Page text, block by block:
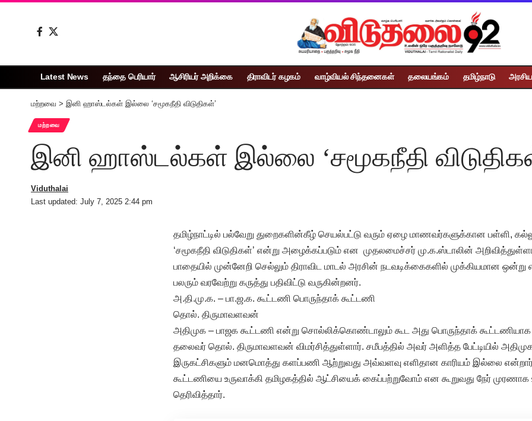
Latest News தந்தை பெரியார் ஆசிரியர் அறிக்கை திராவிடர் கழகம் வாழ்வியல் சிந்தனைகள் தலையங்கம் தமிழ்நாடு
மற்றவை > இனி ஹாஸ்டல்கள் இல்லை ‘சமூகநீதி விடுதிகள்’
மற்றவை
இனி ஹாஸ்டல்கள் இல்லை ‘சமூகநீதி
Last updated: July 7, 2025 2:44 pm
Viduthalai
தமிழ்நாட்டில் பல்வேறு துறைகளின்கீழ் செயல்பட்டு வரும் ஏழை மாணவர்களுக்கான பள்ளி,
‘சமூகநீதி விடுதிகள்’ என்று அழைக்கப்படும் என முதலமைச்சர் மு.க.ஸ்டாலின்
பாதையில் முன்னேறி செல்லும் திராவிட மாடல் அரசின் நடவடிக்கைகளில் முக்கியமான
பலரும் வரவேற்று கருத்து பதிவிட்டு வருகின்றனர்.
அ.தி.மு.க. – பா.ஜ.க. கூட்டணி பொருந்தாக் கூட்டணி
தொல். திருமாவளவன்
அதிமுக – பாஜக கூட்டணி என்று சொல்லிக்கொண்டாலும் கூட அது பொருந்தாக் கூட்டணியாக
தலைவர் தொல். திருமாவளவன் விமர்சித்துள்ளார். சமீபத்தில் அவர் அளித்த பேட்டியில்
இருகட்சிகளும் மனமொத்து களப்பணி ஆற்றுவது அவ்வளவு எளிதான காரியம் இல்லை
கூட்டணியை உருவாக்கி தமிழகத்தில் ஆட்சியைக் கைப்பற்றுவோம் என கூறுவது நேர்
தெரிவித்தார்.